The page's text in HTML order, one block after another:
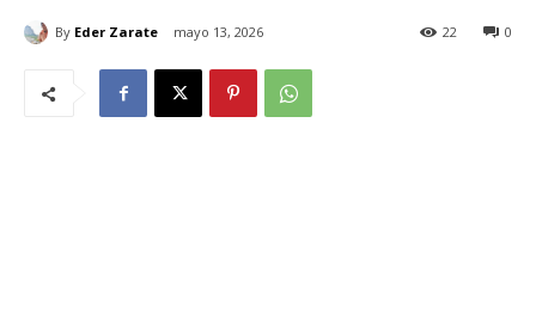
By Eder Zarate mayo 13, 2026 0
22